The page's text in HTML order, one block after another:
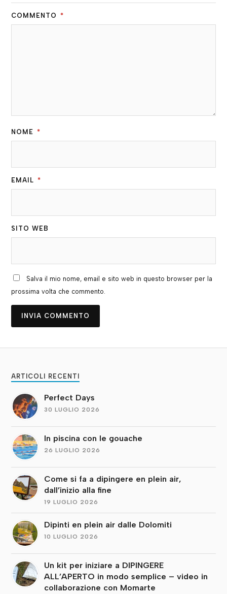
COMMENTO *
NOME *
EMAIL *
SITO WEB
Salva il mio nome, email e sito web in questo browser per la
prossima volta che commento.
ARTICOLI RECENTI
Perfect Days
30 LUGLIO 2026
In piscina con le gouache
26 LUGLIO 2026
Come si fa a dipingere en plein air,
dall’inizio alla fine
19 LUGLIO 2026
Dipinti en plein air dalle Dolomiti
10 LUGLIO 2026
Un kit per iniziare a DIPINGERE
ALL’APERTO in modo semplice – video in
collaborazione con Momarte